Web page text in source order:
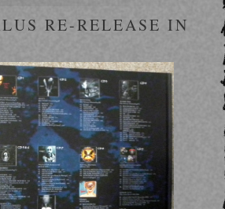
RE-RELEASE IN